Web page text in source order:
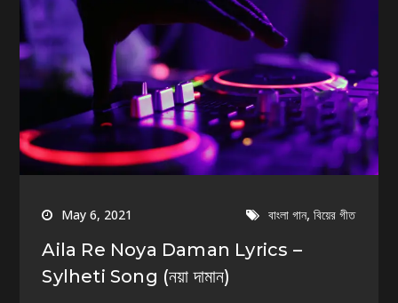
May 6, 2021 বাংলা গান,বিয়ের গীত
Aila Re Noya Daman Lyrics –
Sylheti Song (নয়া দামান)